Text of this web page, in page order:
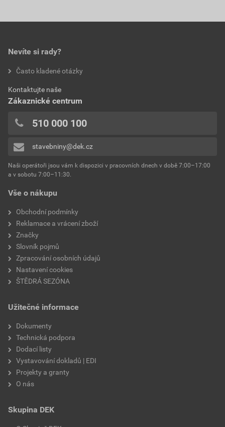
Vše o nákupu
Obchodní podmínky
Reklamace a vrácení zboží
Značky
Slovník pojmů
Zpracování osobních údajů
Nastavení cookies
ŠTĚDRÁ SEZÓNA
Užitečné informace
Dokumenty
Technická podpora
Dodací listy
Vystavování dokladů | EDI
Projekty a granty
O nás
Skupina DEK
Nevíte si rady?
Často kladené otázky
Kontaktujte naše
Zákaznické centrum
510 000 100
stavebniny@dek.cz
Naši operátoři jsou vám k dispozici v pracovních dnech v době 7:00–17:00
a v sobotu 7:00–11:30.